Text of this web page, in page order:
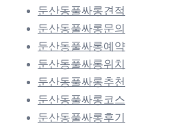
둔산동풀싸롱견적
둔산동풀싸롱문의
둔산동풀싸롱예약
둔산동풀싸롱위치
둔산동풀싸롱추천
둔산동풀싸롱코스
둔산동풀싸롱후기